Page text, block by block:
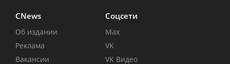
CNews
Об издании
Реклама
Вакансии
Соцсети
Max
VK
VK Видео